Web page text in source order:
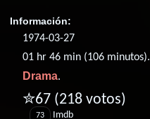
Información:
1974-03-27
01 hr 46 min (106 minutos).
Drama.
✮67 (218 votos)
73 Imdb